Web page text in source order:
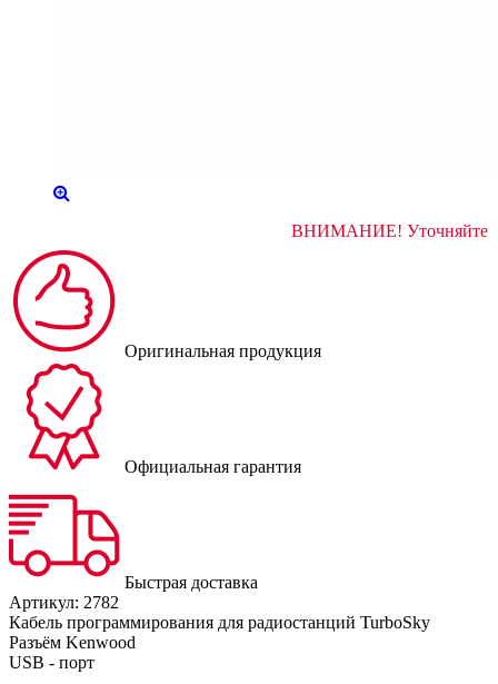
ВНИМАНИЕ!
Оригинальная продукция
Официальная гарантия
Быстрая доставка
Артикул: 2782
Кабель программирования для радиостанций TurboSky
Разъём Kenwood
USB - порт